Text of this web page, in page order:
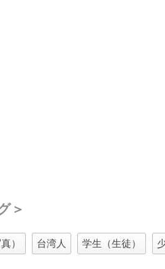
＞
） 台湾人 学生（生徒）